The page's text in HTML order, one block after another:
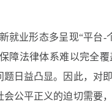
就业形态多呈现“平台-
障法律体系难以完全
日益凸显。因此，对
公平正义的迫切需要